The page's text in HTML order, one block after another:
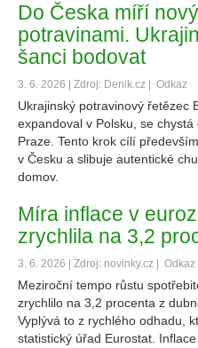
Do Česka míří
potravinami.
šanci bodovat
3. 6. 2026 | Zdroj: Denik.cz | Odkaz
Ukrajinský potravinový řetězec
expandoval v Polsku, se
Praze. Tento krok cílí
v Česku a slibuje autentické
domov.
Míra inflace v
zrychlila na 3,2
3. 6. 2026 | Zdroj: novinky.cz | Odkaz
Meziroční tempo růstu
zrychlilo na 3,2 procenta z
Vyplývá to z rychlého odhadu,
statistický úřad Eurostat.